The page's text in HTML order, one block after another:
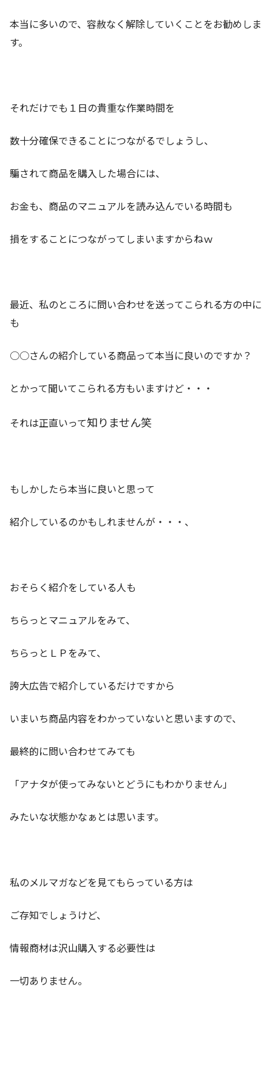
本当に多いので、容赦なく解除していくことをお勧めしま
す。
それだけでも１日の貴重な作業時間を
数十分確保できることにつながるでしょうし、
騙されて商品を購入した場合には、
お金も、商品のマニュアルを読み込んでいる時間も
損をすることにつながってしまいますからねｗ
最近、私のところに問い合わせを送ってこられる方の中に
も
○○さんの紹介している商品って本当に良いのですか？
とかって聞いてこられる方もいますけど・・・
それは正直いって知りません笑
もしかしたら本当に良いと思って
紹介しているのかもしれませんが・・・、
おそらく紹介をしている人も
ちらっとマニュアルをみて、
ちらっとＬＰをみて、
誇大広告で紹介しているだけですから
いまいち商品内容をわかっていないと思いますので、
最終的に問い合わせてみても
「アナタが使ってみないとどうにもわかりません」
みたいな状態かなぁとは思います。
私のメルマガなどを見てもらっている方は
ご存知でしょうけど、
情報商材は沢山購入する必要性は
一切ありません。